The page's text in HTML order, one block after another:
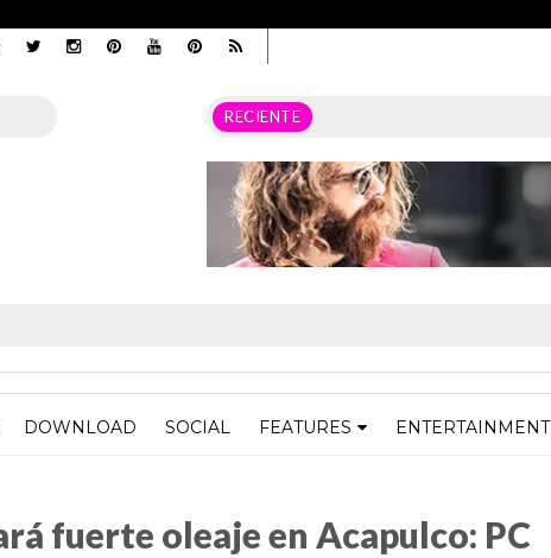
RECIENTE
DOWNLOAD SOCIAL FEATURES ENTERTAINMENT
fuerte oleaje en Acapulco: PC